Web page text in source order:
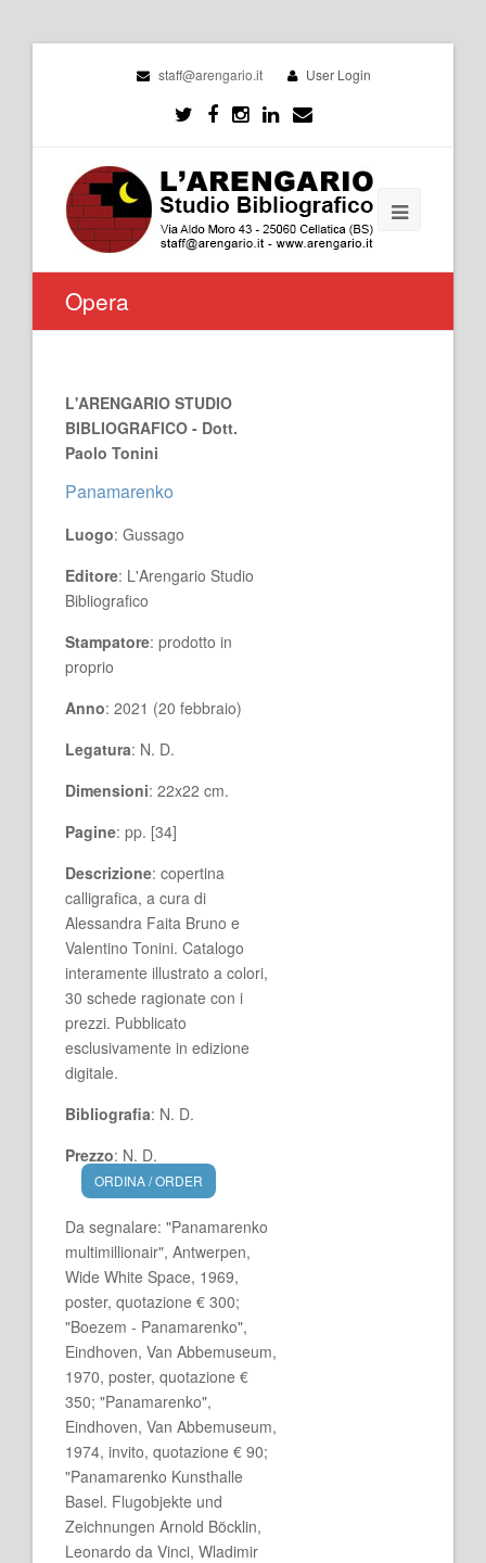
staff@arengario.it User Login
Opera
L'ARENGARIO STUDIO
BIBLIOGRAFICO - Dott.
Paolo Tonini
Panamarenko
Luogo: Gussago
Editore: L'Arengario Studio
Bibliografico
Stampatore: prodotto in
proprio
Anno: 2021 (20 febbraio)
Legatura: N. D.
Dimensioni: 22x22 cm.
Pagine: pp. [34]
Descrizione: copertina
calligrafica, a cura di
Alessandra Faita Bruno e
Valentino Tonini. Catalogo
interamente illustrato a colori,
30 schede ragionate con i
prezzi. Pubblicato
esclusivamente in edizione
digitale.
Bibliografia: N. D.
Prezzo: N. D.
ORDINA / ORDER
Da segnalare: "Panamarenko
multimillionair", Antwerpen,
Wide White Space, 1969,
poster, quotazione € 300;
"Boezem - Panamarenko",
Eindhoven, Van Abbemuseum,
1970, poster, quotazione €
350; "Panamarenko",
Eindhoven, Van Abbemuseum,
1974, invito, quotazione € 90;
"Panamarenko Kunsthalle
Basel. Flugobjekte und
Zeichnungen Arnold Böcklin,
Leonardo da Vinci, Wladimir